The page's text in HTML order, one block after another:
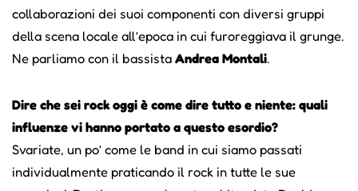
collaborazioni dei suoi componenti con diversi gruppi
della scena locale all’epoca in cui furoreggiava il grunge.
Ne parliamo con il bassista Andrea Montali.
Dire che sei rock oggi è come dire tutto e niente: quali
influenze vi hanno portato a questo esordio?
Svariate, un po’ come le band in cui siamo passati
individualmente praticando il rock in tutte le sue